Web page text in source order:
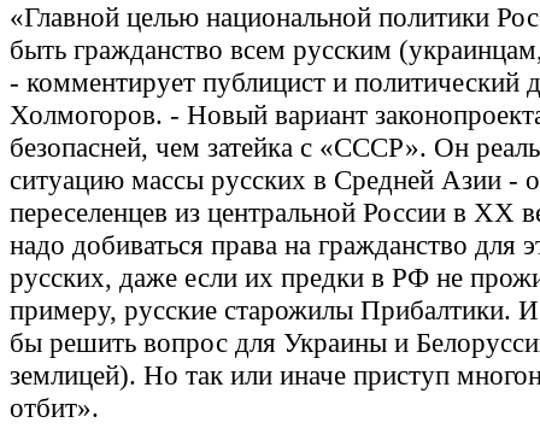
«Главной целью национальной политики
быть гражданство всем русским
- комментирует публицист и политический
Холмогоров. - Новый вариант
безопасней, чем затейка с «СССР». Он
ситуацию массы русских в Средней Азии -
переселенцев из центральной России в ХХ
надо добиваться права на гражданство для
русских, даже если их предки в РФ не
примеру, русские старожилы Прибалтики.
бы решить вопрос для Украины и
землицей). Но так или иначе приступ
отбит».